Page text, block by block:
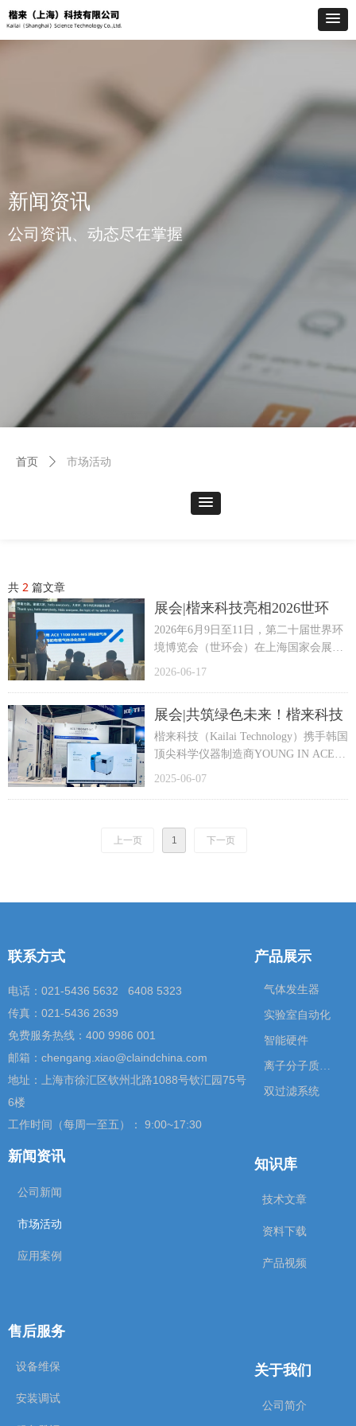
共 2 篇文章
展会|楷来科技亮相2026世环
会，ACE1100 IMR-MS 质谱仪
成焦点
2026年6月9日至11日，第二十届世界环
境博览会（世环会）在上海国家会展中
心盛大举行。本届展会聚焦节能环保与
解决方案，是目前国内外规模最大、国
际化水平最高的综合性环境与健康产业
展览会之一。
仪。该仪器凭借其超低检测限、高灵敏
2026-06-17
展会|共筑绿色未来！楷来科技
携手韩国YOUNG IN ACE闪耀
世环会
楷来科技（Kailai Technology）携手韩国
顶尖科学仪器制造商YOUNG IN ACE公
司，联合参展（展位号：2.1H馆1021-
2025-06-07
上一页 1 下一页
首页 ꄲ 市场活动
新闻资讯
公司资讯、动态尽在掌握
联系方式
电话：021-5436 5632 6408 5323
传真：021-5436 2639
免费服务热线：400 9986 001
邮箱：chengang.xiao@claindchina.com
地址：上海市徐汇区钦州北路1088号钦汇园75号
6楼
工作时间（每周一至五）： 9:00~17:30
公司简介
关于我们
产品展示
气体发生器
实验室自动化
智能硬件
离子分子质谱仪
双过滤系统
新闻资讯
公司新闻
市场活动
应用案例
技术文章
资料下载
产品视频
知识库
售后服务
设备维保
安装调试